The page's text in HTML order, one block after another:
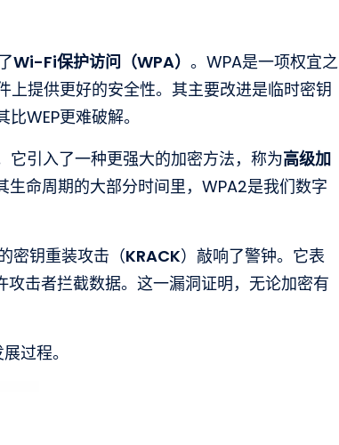
Wi-Fi保护访问（WPA） 。WPA是一项权宜之
提供更好的安全性。其主要改进是临时密钥
WEP更难破解。
它引入了一种更强大的加密方法，称为高级加
生命周期的大部分时间里，WPA2是我们数字
密钥重装攻击（KRACK）敲响了警钟。它表
击者拦截数据。这一漏洞证明，无论加密有
过程。